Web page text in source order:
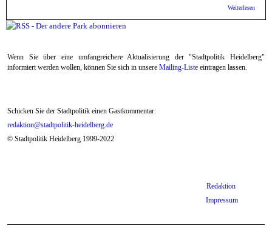
Weiterlesen
grün,
Wenn Sie über eine umfangreichere Aktualisierung der "Stadtpolitik Heidelberg"
informiert werden wollen, können Sie sich in unsere Mailing-Liste eintragen lassen.
Schicken Sie der Stadtpolitik einen Gastkommentar:
redaktion@stadtpolitik-heidelberg.de
© Stadtpolitik Heidelberg 1999-2022
Redaktion
Impressum